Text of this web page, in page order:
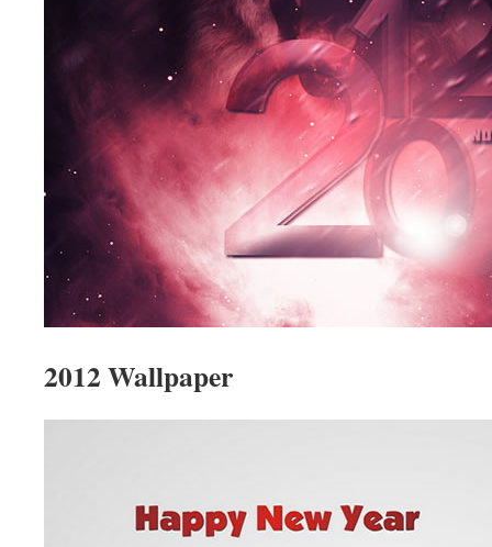
2012 Wallpaper